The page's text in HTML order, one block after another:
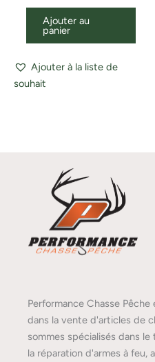
Ajouter au
panier
Ajouter à la liste de
souhait
Performance Chasse
dans la vente d'articles de
sommes spécialisés dans
la réparation d'armes à feu,